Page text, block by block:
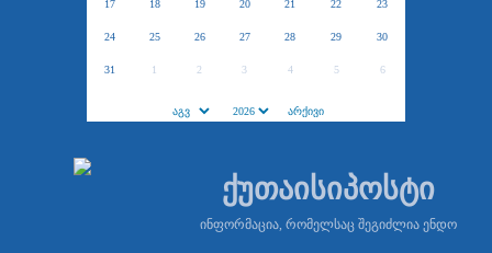
17 18 19 20 21 22 23
24 25 26 27 28 29 30
31 1 2 3 4 5 6
ქუთაისიპოსტი
ინფორმაცია, რომელსაც შეგიძლია ენდო